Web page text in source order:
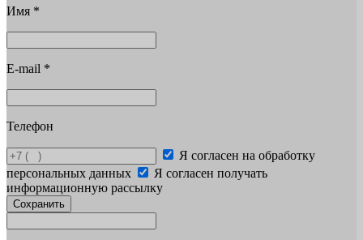
Имя *
E-mail *
Телефон
Я согласен на обработку
персональных данных
Я согласен получать
информационную рассылку
Сохранить